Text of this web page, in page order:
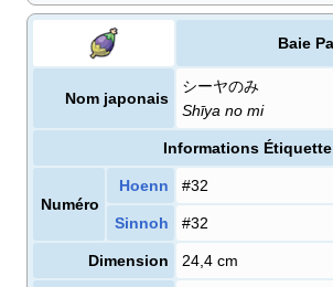
Baie
Nom japonais
シーヤのみ
Shīya no mi
Informations Étiquette
Numéro
Hoenn #32
Sinnoh #32
Dimension 24,4 cm